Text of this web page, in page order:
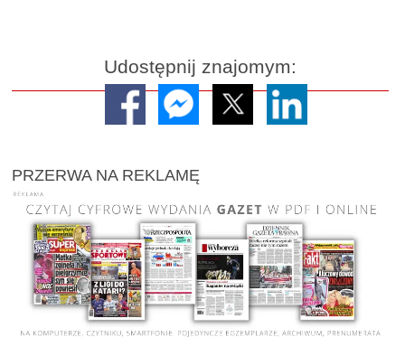
Udostępnij znajomym:
PRZERWA NA REKLAMĘ